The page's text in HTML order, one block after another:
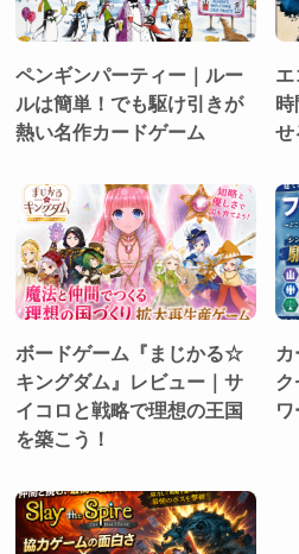
ペンギンパーティー｜ルー
ルは簡単！でも駆け引きが
熱い名作カードゲーム
エ
時
せ
ボードゲーム『まじかる☆
キングダム』レビュー｜サ
イコロと戦略で理想の王国
を築こう！
ク